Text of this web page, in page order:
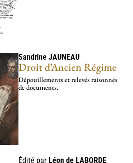
SandrineJAUNEAU
Droit d’Ancien Régime
Dépouillements et relevés raisonnés
de documents.
Édité par Léon de LABORDE